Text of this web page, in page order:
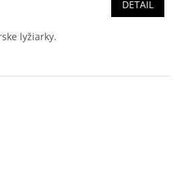
DETAIL
lyžiarky.